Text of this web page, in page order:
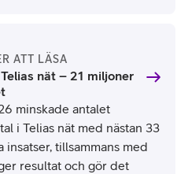
ATT LÄSA
nät – 21 miljoner
minskade antalet
i Telias nät med nästan 33
tillsammans med
resultat och gör det